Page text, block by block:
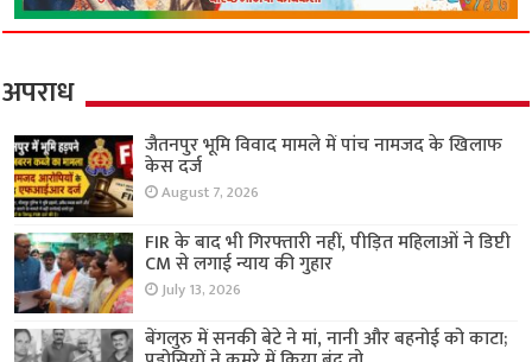
अपराध
जैतनपुर भूमि विवाद मामले में पांच नामजद के खिलाफ
केस दर्ज
August 7, 2026
FIR के बाद भी गिरफ्तारी नहीं, पीड़ित महिलाओं ने डिप्टी
CM से लगाई न्याय की गुहार
July 13, 2026
बेंगलुरु में सनकी बेटे ने मां, नानी और बहनोई को काटा;